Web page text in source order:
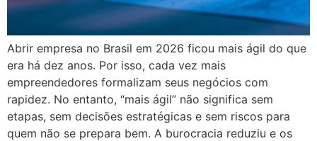
Abrir empresa no Brasil em 2026 ficou mais ágil do que
era há dez anos. Por isso, cada vez mais
empreendedores formalizam seus negócios com
rapidez. No entanto, “mais ágil” não significa sem
etapas, sem decisões estratégicas e sem riscos para
quem não se prepara bem. A burocracia reduziu e os